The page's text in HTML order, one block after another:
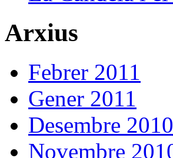
Arxius
Febrer 2011
Gener 2011
Desembre 2010
Novembre